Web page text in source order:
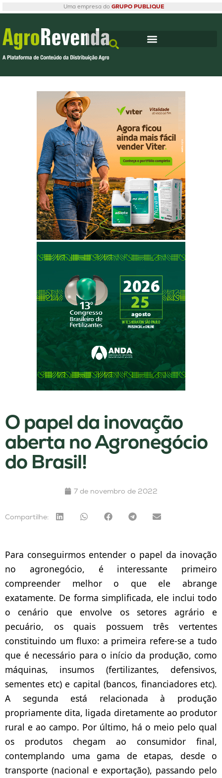
Uma empresa do GRUPO PUBLIQUE
O papel da inovação
aberta no Agronegócio
do Brasil!
7 de novembro de 2022
Compartilhe:
Para conseguirmos entender o papel da inovação
no agronegócio, é interessante primeiro
compreender melhor o que ele abrange
exatamente. De forma simplificada, ele inclui todo
o cenário que envolve os setores agrário e
pecuário, os quais possuem três vertentes
constituindo um fluxo: a primeira refere-se a tudo
que é necessário para o início da produção, como
máquinas, insumos (fertilizantes, defensivos,
sementes etc) e capital (bancos, financiadores etc).
A segunda está relacionada à produção
propriamente dita, ligada diretamente ao produtor
rural e ao campo. Por último, há o meio pelo qual
os produtos chegam ao consumidor final,
contemplando uma gama de etapas, desde o
transporte (nacional e exportação), passando pelo